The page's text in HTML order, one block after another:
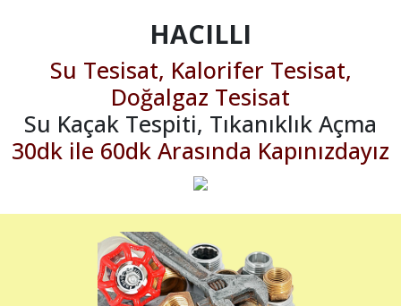
HACILLI
Su Tesisat, Kalorifer Tesisat,
Doğalgaz Tesisat
Su Kaçak Tespiti, Tıkanıklık Açma
30dk ile 60dk Arasında Kapınızdayız